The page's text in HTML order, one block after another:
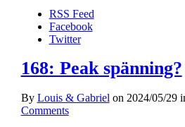
RSS Feed
Facebook
Twitter
168: Peak spänning?
By Louis & Gabriel on 2024/05/29
Comments